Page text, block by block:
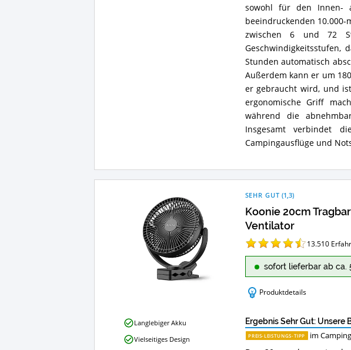
sowohl für den Innen-
beeindruckenden
zwischen 6 und 72
Stunden automatisch
Außerdem kann er um
er gebraucht wird, und
ergonomische Griff
während die
Insgesamt verbindet
Campingausflüge und
Koonie 20cm
Ventilator
SEHR GUT (1,3)
13.510
sofort lieferbar ab ca.
Produktdetails
Ergebnis Sehr Gut:
PREIS-LEISTUNGS-TIPP im
Tragbarer
Langlebiger Akku
Vielseitiges Design